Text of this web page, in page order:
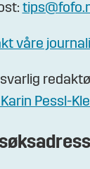
våre
Pessl-